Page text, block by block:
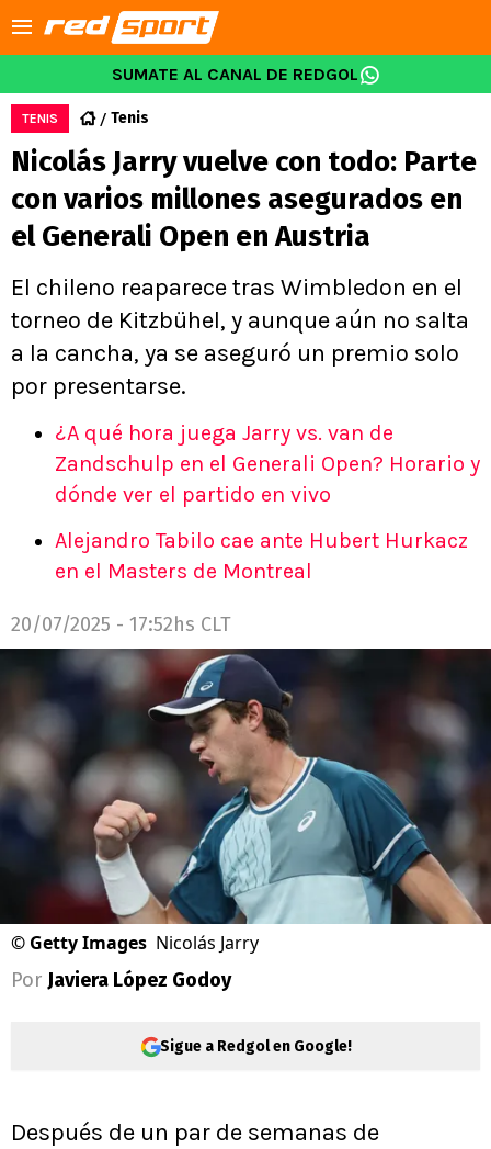
SUMATE AL CANAL DE REDGOL
TENIS Tenis
Nicolás Jarry vuelve con todo: Parte
con varios millones asegurados en
el Generali Open en Austria
El chileno reaparece tras Wimbledon en el
torneo de Kitzbühel, y aunque aún no salta
a la cancha, ya se aseguró un premio solo
por presentarse.
¿A qué hora juega Jarry vs. van de
Zandschulp en el Generali Open? Horario y
dónde ver el partido en vivo
Alejandro Tabilo cae ante Hubert Hurkacz
en el Masters de Montreal
20/07/2025 - 17:52hs CLT
© Getty Images Nicolás Jarry
Por Javiera López Godoy
Sigue a Redgol en Google!
Después de un par de semanas de